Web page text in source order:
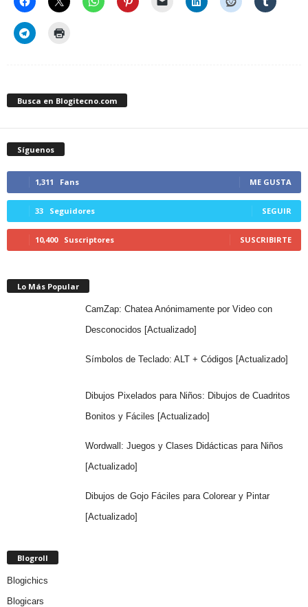
Busca en Blogitecno.com
Síguenos
1,311 Fans ME GUSTA
33 Seguidores SEGUIR
10,400 Suscriptores SUSCRIBIRTE
Lo Más Popular
CamZap: Chatea Anónimamente por Video con
Desconocidos [Actualizado]
Símbolos de Teclado: ALT + Códigos [Actualizado]
Dibujos Pixelados para Niños: Dibujos de Cuadritos
Bonitos y Fáciles [Actualizado]
Wordwall: Juegos y Clases Didácticas para Niños
[Actualizado]
Dibujos de Gojo Fáciles para Colorear y Pintar
[Actualizado]
Blogroll
Blogichics
Blogicars